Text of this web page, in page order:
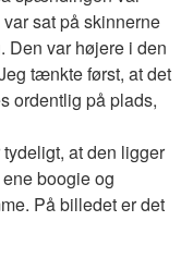
sat på skinnerne
var højere i den
tænkte først, at det
ordentlig på plads,
at den ligger
boogie og
På billedet er det